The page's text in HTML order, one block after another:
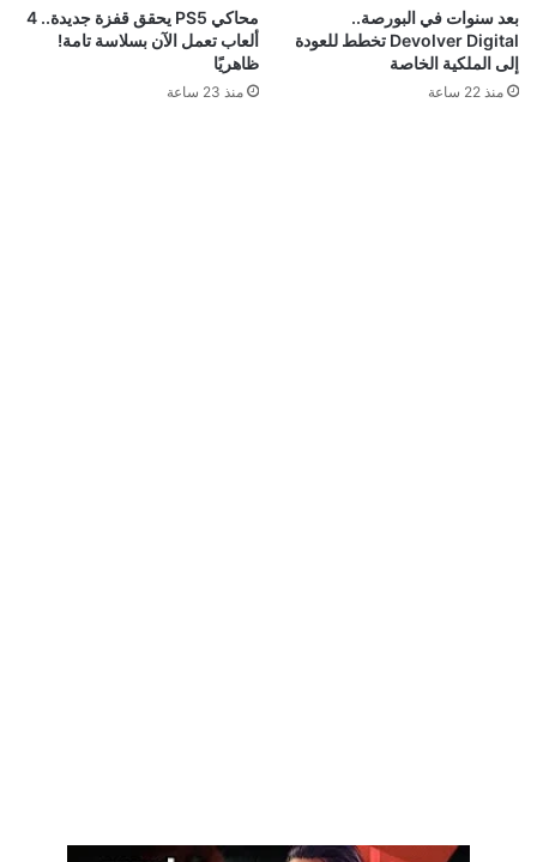
بعد سنوات في البورصة..
Devolver Digital تخطط للعودة
إلى الملكية الخاصة
منذ 22 ساعة
محاكي PS5 يحقق قفزة جديدة.. 4
ألعاب تعمل الآن بسلاسة تامة!
ظاهريًا
منذ 23 ساعة